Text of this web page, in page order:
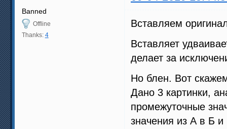
Banned
Offline
Thanks: 4
Вставляем
Вставляет
делает за
Но блен. Вот
Дано 3 картинки,
промежуточные
значения из А в Б